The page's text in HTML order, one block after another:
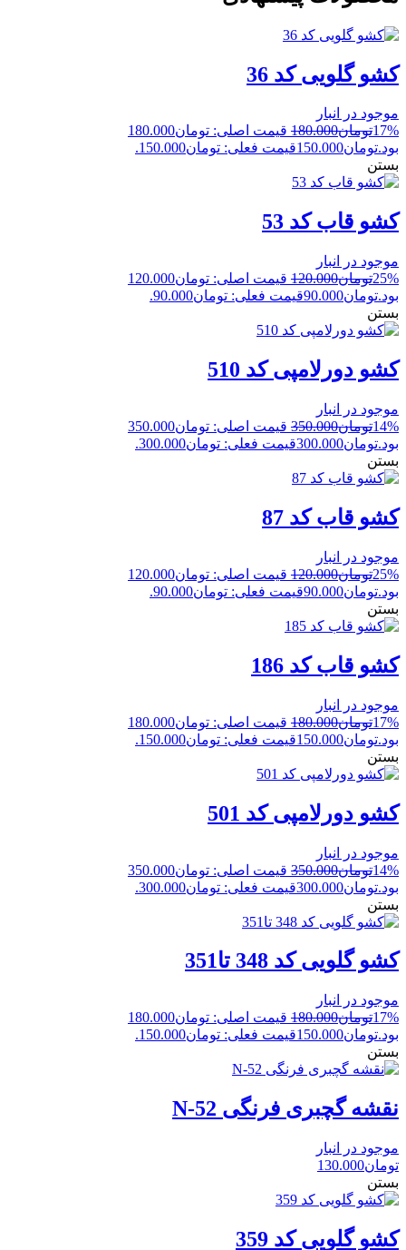
کشو گلویی کد 36
موجود در انبار
17%تومان180.000
قیمت اصلی: تومان180.000
بود.تومان150.000قیمت فعلی: تومان150.000.
بستن
کشو قاب کد 53
موجود در انبار
25%تومان120.000
قیمت اصلی: تومان120.000
بود.تومان90.000قیمت فعلی: تومان90.000.
بستن
کشو دورلامپی کد 510
موجود در انبار
14%تومان350.000
قیمت اصلی: تومان350.000
بود.تومان300.000قیمت فعلی: تومان300.000.
بستن
کشو قاب کد 87
موجود در انبار
25%تومان120.000
قیمت اصلی: تومان120.000
بود.تومان90.000قیمت فعلی: تومان90.000.
بستن
کشو قاب کد 186
موجود در انبار
17%تومان180.000
قیمت اصلی: تومان180.000
بود.تومان150.000قیمت فعلی: تومان150.000.
بستن
کشو دورلامپی کد 501
موجود در انبار
14%تومان350.000
قیمت اصلی: تومان350.000
بود.تومان300.000قیمت فعلی: تومان300.000.
بستن
کشو گلویی کد 348 تا351
موجود در انبار
17%تومان180.000
قیمت اصلی: تومان180.000
بود.تومان150.000قیمت فعلی: تومان150.000.
بستن
نقشه گچبری فرنگی N-52
موجود در انبار
تومان130.000
بستن
کشو گلویی کد 359